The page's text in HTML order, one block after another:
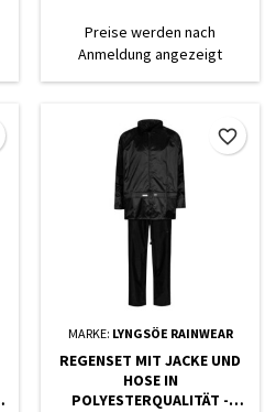
Preise werden nach
Anmeldung angezeigt
MARKE: LYNGSÖE RAINWEAR
REGENSET MIT JACKE UND
HOSE IN
POLYESTERQUALITÄT -
favorite_border